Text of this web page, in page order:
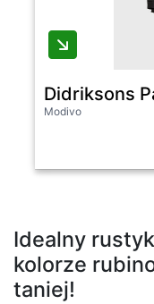
Didriksons
Modivo
Idealny
kolorze
taniej!